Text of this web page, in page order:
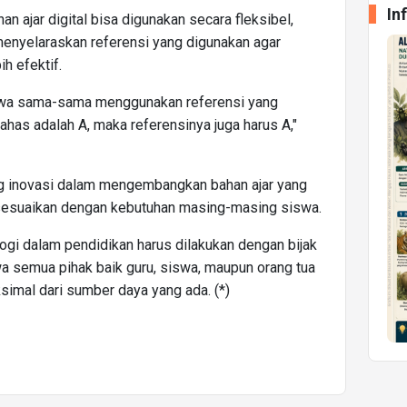
ajar digital bisa digunakan secara fleksibel,
referensi yang digunakan agar
efektif.
sama-sama menggunakan referensi yang
adalah A, maka referensinya juga harus A,"
dalam mengembangkan bahan ajar yang
dengan kebutuhan masing-masing siswa.
dalam pendidikan harus dilakukan dengan bijak
semua pihak baik guru, siswa, maupun orang tua
dari sumber daya yang ada. (*)